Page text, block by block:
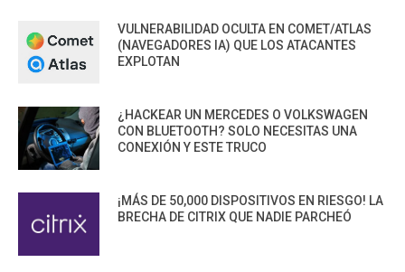
VULNERABILIDAD OCULTA EN COMET/ATLAS
(NAVEGADORES IA) QUE LOS ATACANTES
EXPLOTAN
¿HACKEAR UN MERCEDES O VOLKSWAGEN
CON BLUETOOTH? SOLO NECESITAS UNA
CONEXIÓN Y ESTE TRUCO
¡MÁS DE 50,000 DISPOSITIVOS EN RIESGO! LA
BRECHA DE CITRIX QUE NADIE PARCHEÓ